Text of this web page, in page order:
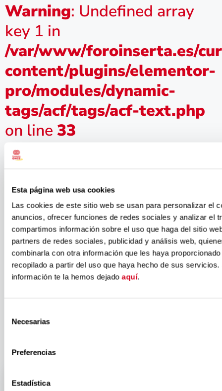
Esta página web usa cookies
Las cookies de este sitio web se usan para personalizar el
anuncios, ofrecer funciones de redes sociales y analizar el
compartimos información sobre el uso que haga del sitio
partners de redes sociales, publicidad y análisis web,
combinarla con otra información que les haya
recopilado a partir del uso que haya hecho de sus
información te la hemos dejadoaquí.
Necesarias
Preferencias
Estadística
Warning: Undefined array
key 1 in
/var/www/foroinserta.es/
content/plugins/elementor-
pro/modules/dynamic-
tags/acf/tags/acf-text.php
on line 33
Convenio de
colaboración
entre
Fundación
ONCE Inserta
y Accem